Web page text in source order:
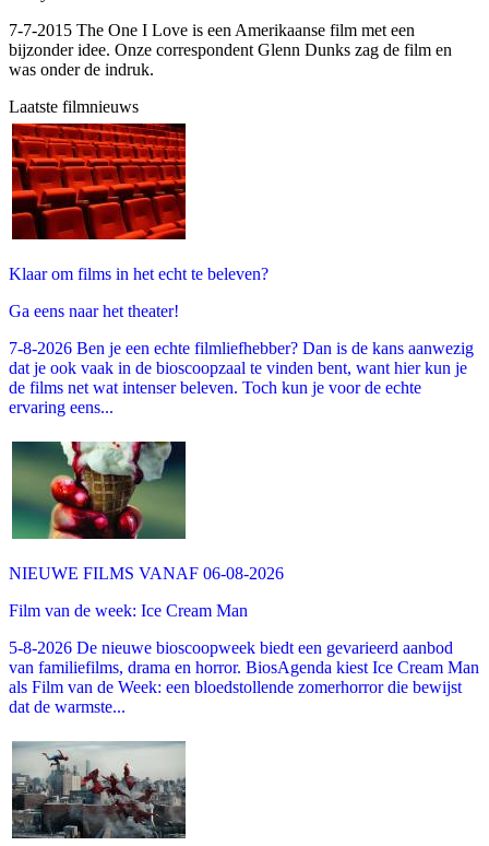
7-7-2015 The One I Love is een Amerikaanse film met een
bijzonder idee. Onze correspondent Glenn Dunks zag de film en
was onder de indruk.
Laatste filmnieuws
Klaar om films in het echt te beleven?
Ga eens naar het theater!
7-8-2026 Ben je een echte filmliefhebber? Dan is de kans aanwezig
dat je ook vaak in de bioscoopzaal te vinden bent, want hier kun je
de films net wat intenser beleven. Toch kun je voor de echte
ervaring eens...
NIEUWE FILMS VANAF 06-08-2026
Film van de week: Ice Cream Man
5-8-2026 De nieuwe bioscoopweek biedt een gevarieerd aanbod
van familiefilms, drama en horror. BiosAgenda kiest Ice Cream Man
als Film van de Week: een bloedstollende zomerhorror die bewijst
dat de warmste...